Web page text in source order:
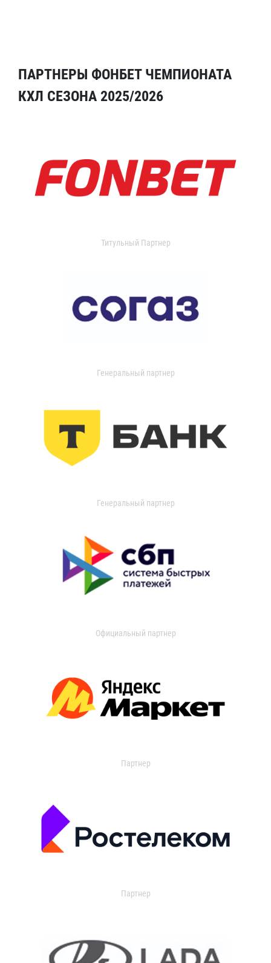
ПАРТНЕРЫ ФОНБЕТ ЧЕМПИОНАТА
КХЛ СЕЗОНА 2025/2026
Титульный Партнер
Генеральный партнер
Генеральный партнер
Официальный партнер
Партнер
Партнер